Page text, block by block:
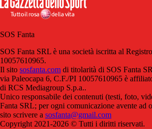
SOS Fanta
SOS Fanta SRL è una società iscritta al
10057610965.
Il sito sosfanta.com di titolarità di SOS Fanta
via Paleocapa 6, C.F./PI 10057610965 è
di RCS Mediagroup S.p.a..
Unico responsabile dei contenuti (testi, foto,
Fanta SRL; per ogni comunicazione avente ad
sito scrivere a sosfanta@gmail.com
Copyright 2021-2026 © Tutti i diritti riservati.